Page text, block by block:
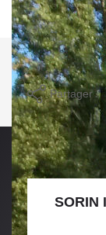
référence 01/
Partager
SORIN